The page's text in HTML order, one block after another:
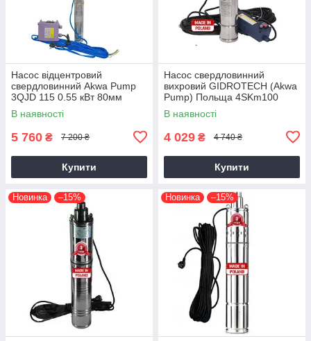
Насос відцентровий
свердловинний Akwa Pump
3QJD 115 0.55 кВт 80мм
Польша + гарантія 3 роки
В наявності
5 760 ₴ 7 200 ₴
Купити
Насос свердловинний
вихровий GIDROTECH (Akwa
Pump) Польща 4SKm100
гарантія 3 роки
В наявності
4 029 ₴ 4 740 ₴
Купити
Новинка –15% Новинка –15%